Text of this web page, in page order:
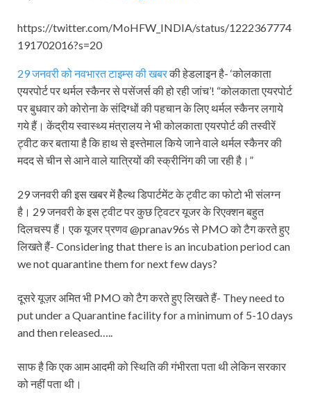
https://twitter.com/MoHFW_INDIA/status/1222367774
191702016?s=20
29 जनवरी को नवभारत टाइम्स की खबरकी हेडलाइन है- ‘कोलकाता
एयरपोर्ट पर थर्मल स्कैनर से पसेंजर्स की हो रही जांच’! “कोलकाता एयरपोर्ट
पर बुधवार को कोरोना के संदिग्धों की पहचान के लिए थर्मल स्कैनर लगाये
गये हैं। केंद्रीय स्वास्थ्य मंत्रालय ने भी कोलकाता एयरपोर्ट की तस्वीरें
ट्वीट कर बताया है कि हाथ से इस्तेमाल किये जाने वाले थर्मल स्कैनर की
मदद से चीन से आने वाले यात्रियों की स्क्रीनिंग की जा रही है।”
29 जनवरी की इस खबर में हैेल्थ डिपार्टमेंट के ट्वीट का फोटो भी संलग्न
है। 29 जनवरी के इस ट्वीट पर कुछ ट्विटर यूजर के रिएक्शन बहुत
दिलचस्प हैं। एक यूजर प्रणव @pranav96s से PMO को टैग करते हुए
लिखते हैं- Considering that there is an incubation period can
we not quarantine them for next few days?
दूसरे यूज़र अमित भी PMO को टैग करते हुए लिखते हैं- They need to
put under a Quarantine facility for a minimum of 5-10 days
and then released…..
साफ है कि एक आम आदमी को स्थिति की गंभीरता पता थी लेकिन सरकार
को नहीं पता थी।